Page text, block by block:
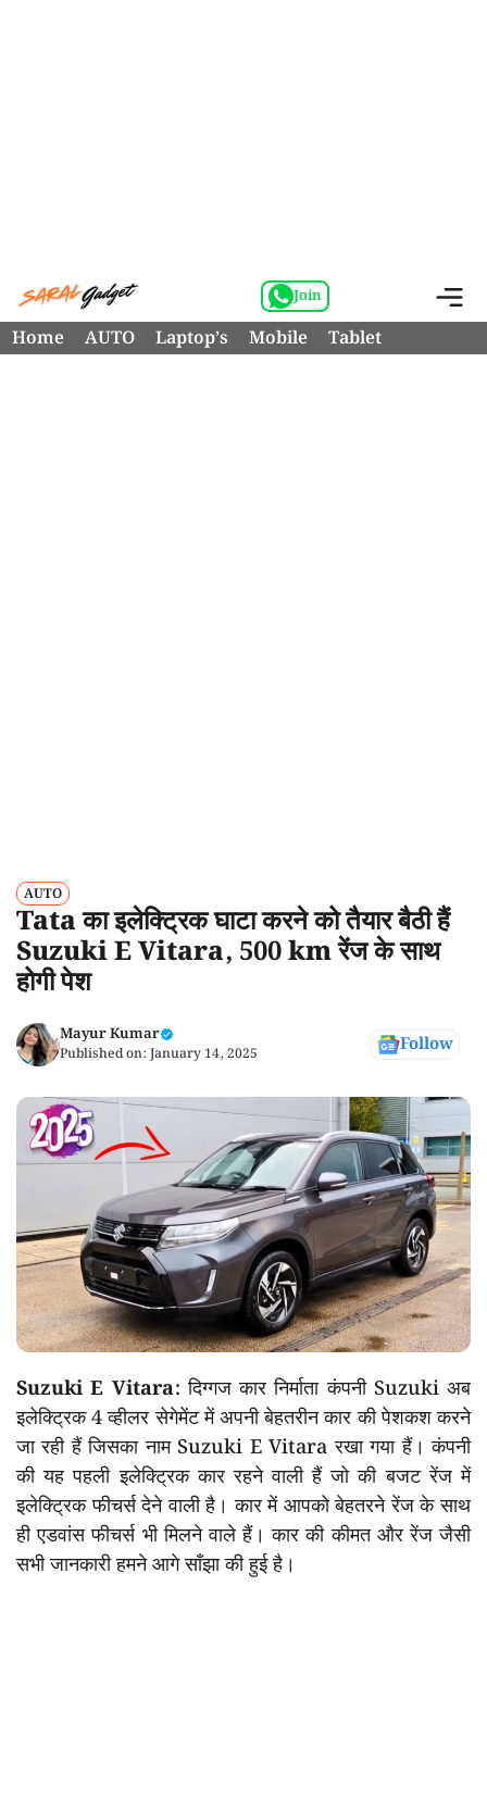
Skip
to
content
Join
Home AUTO Laptop’s Mobile Tablet
AUTO
Tata का इलेक्ट्रिक घाटा करने को तैयार बैठी हैं
Suzuki E Vitara, 500 km रेंज के साथ
होगी पेश
Mayur Kumar
Published on: January 14, 2025 Follow
Suzuki E Vitara: दिग्गज कार निर्माता कंपनी Suzuki अब
इलेक्ट्रिक 4 व्हीलर सेगेमेंट में अपनी बेहतरीन कार की पेशकश करने
जा रही हैं जिसका नाम Suzuki E Vitara रखा गया हैं। कंपनी
की यह पहली इलेक्ट्रिक कार रहने वाली हैं जो की बजट रेंज में
इलेक्ट्रिक फीचर्स देने वाली है। कार में आपको बेहतरने रेंज के साथ
ही एडवांस फीचर्स भी मिलने वाले हैं। कार की कीमत और रेंज जैसी
सभी जानकारी हमने आगे साँझा की हुई है।